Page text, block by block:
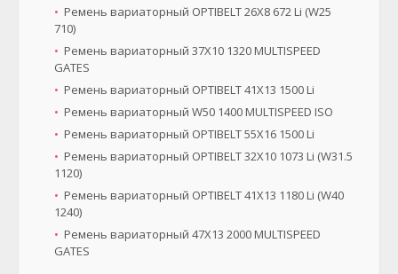
Ремень вариаторный OPTIBELT 26X8 672 Li (W25
710)
Ремень вариаторный 37X10 1320 MULTISPEED
GATES
Ремень вариаторный OPTIBELT 41X13 1500 Li
Ремень вариаторный W50 1400 MULTISPEED ISO
Ремень вариаторный OPTIBELT 55X16 1500 Li
Ремень вариаторный OPTIBELT 32X10 1073 Li (W31.5
1120)
Ремень вариаторный OPTIBELT 41X13 1180 Li (W40
1240)
Ремень вариаторный 47X13 2000 MULTISPEED
GATES